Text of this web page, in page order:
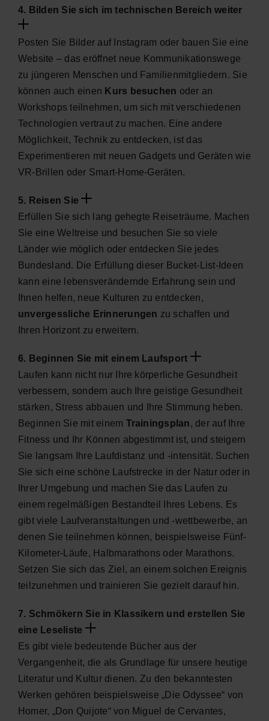
4. Bilden Sie sich im technischen Bereich weiter
Posten Sie Bilder auf Instagram oder bauen Sie eine
Website – das eröffnet neue Kommunikationswege
zu jüngeren Menschen und Familienmitgliedern. Sie
können auch einen Kurs besuchen oder an
Workshops teilnehmen, um sich mit verschiedenen
Technologien vertraut zu machen. Eine andere
Möglichkeit, Technik zu entdecken, ist das
Experimentieren mit neuen Gadgets und Geräten wie
VR-Brillen oder Smart-Home-Geräten.
5. Reisen Sie
Erfüllen Sie sich lang gehegte Reiseträume. Machen
Sie eine Weltreise und besuchen Sie so viele
Länder wie möglich oder entdecken Sie jedes
Bundesland. Die Erfüllung dieser Bucket-List-Ideen
kann eine lebensverändernde Erfahrung sein und
Ihnen helfen, neue Kulturen zu entdecken,
unvergessliche Erinnerungen zu schaffen und
Ihren Horizont zu erweitern.
6. Beginnen Sie mit einem Laufsport
Laufen kann nicht nur Ihre körperliche Gesundheit
verbessern, sondern auch Ihre geistige Gesundheit
stärken, Stress abbauen und Ihre Stimmung heben.
Beginnen Sie mit einem Trainingsplan, der auf Ihre
Fitness und Ihr Können abgestimmt ist, und steigern
Sie langsam Ihre Laufdistanz und -intensität. Suchen
Sie sich eine schöne Laufstrecke in der Natur oder in
Ihrer Umgebung und machen Sie das Laufen zu
einem regelmäßigen Bestandteil Ihres Lebens. Es
gibt viele Laufveranstaltungen und -wettbewerbe, an
denen Sie teilnehmen können, beispielsweise Fünf-
Kilometer-Läufe, Halbmarathons oder Marathons.
Setzen Sie sich das Ziel, an einem solchen Ereignis
teilzunehmen und trainieren Sie gezielt darauf hin.
7. Schmökern Sie in Klassikern und erstellen Sie
eine Leseliste
Es gibt viele bedeutende Bücher aus der
Vergangenheit, die als Grundlage für unsere heutige
Literatur und Kultur dienen. Zu den bekanntesten
Werken gehören beispielsweise „Die Odyssee“ von
Homer, „Don Quijote“ von Miguel de Cervantes,